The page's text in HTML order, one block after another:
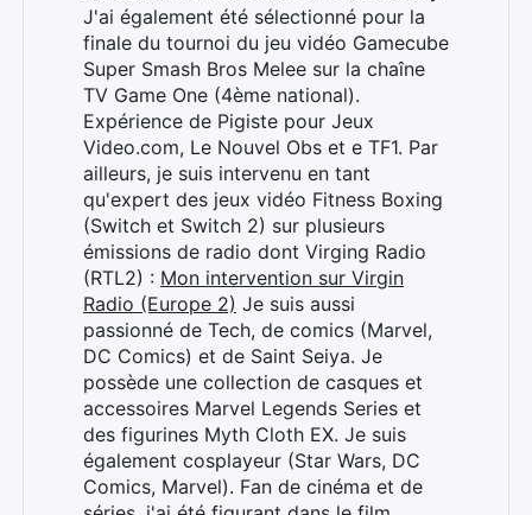
J'ai également été sélectionné pour la
finale du tournoi du jeu vidéo Gamecube
Super Smash Bros Melee sur la chaîne
TV Game One (4ème national).
Expérience de Pigiste pour Jeux
Video.com, Le Nouvel Obs et e TF1. Par
ailleurs, je suis intervenu en tant
qu'expert des jeux vidéo Fitness Boxing
(Switch et Switch 2) sur plusieurs
émissions de radio dont Virging Radio
(RTL2) : Mon intervention sur Virgin
Radio (Europe 2) Je suis aussi
passionné de Tech, de comics (Marvel,
DC Comics) et de Saint Seiya. Je
possède une collection de casques et
accessoires Marvel Legends Series et
des figurines Myth Cloth EX. Je suis
également cosplayeur (Star Wars, DC
Comics, Marvel). Fan de cinéma et de